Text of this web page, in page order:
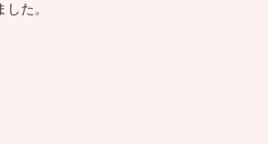
た。